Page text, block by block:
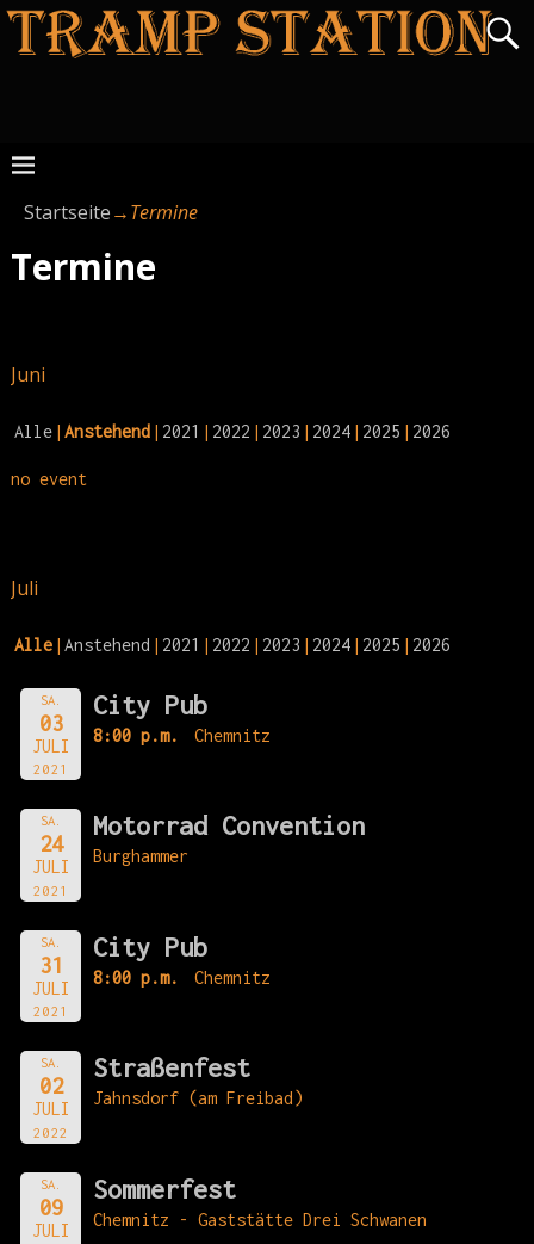
Startseite→Termine
Termine
Juni
Alle Anstehend 2021 2022 2023 2024 2025 2026
no event
Juli
Alle Anstehend 2021 2022 2023 2024 2025 2026
SA.
03
JULI
2021
City Pub
8:00 p.m. Chemnitz
SA.
24
JULI
2021
Motorrad Convention
Burghammer
SA.
31
JULI
2021
City Pub
8:00 p.m. Chemnitz
SA.
02
JULI
2022
Straßenfest
Jahnsdorf (am Freibad)
SA.
09
JULI
Sommerfest
Chemnitz - Gaststätte Drei Schwanen